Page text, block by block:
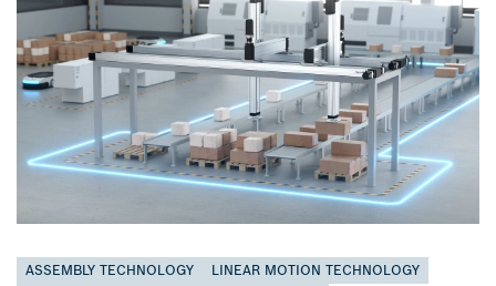
ASSEMBLY TECHNOLOGY
LINEAR MOTION TECHNOLOGY